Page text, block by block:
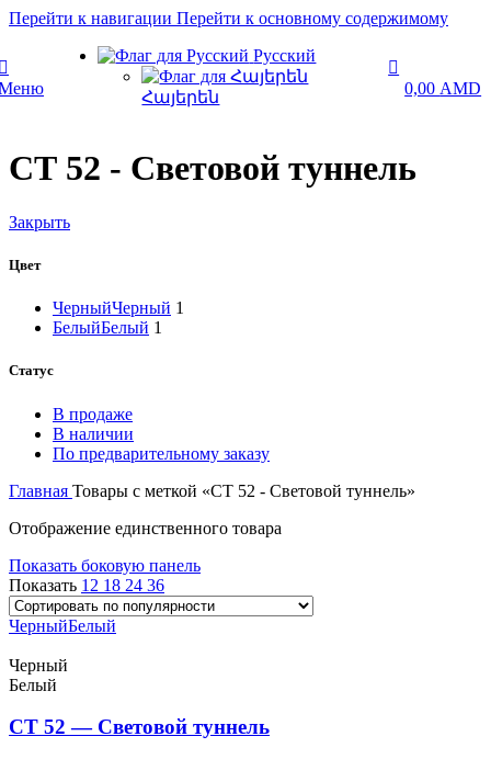
Перейти к навигации Перейти к основному содержимому
Русский
Հայերեն 0,00 AMD
СТ 52 - Световой туннель
Закрыть
Цвет
ЧерныйЧерный 1
БелыйБелый 1
Статус
В продаже
В наличии
По предварительному заказу
Главная Товары с меткой «СТ 52 - Световой туннель»
Отображение единственного товара
Показать боковую панель
Показать 12 18 24 36
ЧерныйБелый
Черный
Белый
СТ 52 — Световой туннель